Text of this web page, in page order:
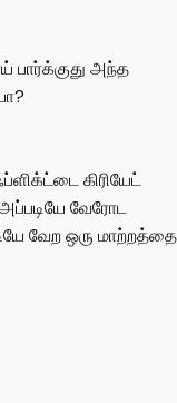
பார்க்குது அந்த
கிரியேட்
வேரோட
வேற ஒரு மாற்றத்தை